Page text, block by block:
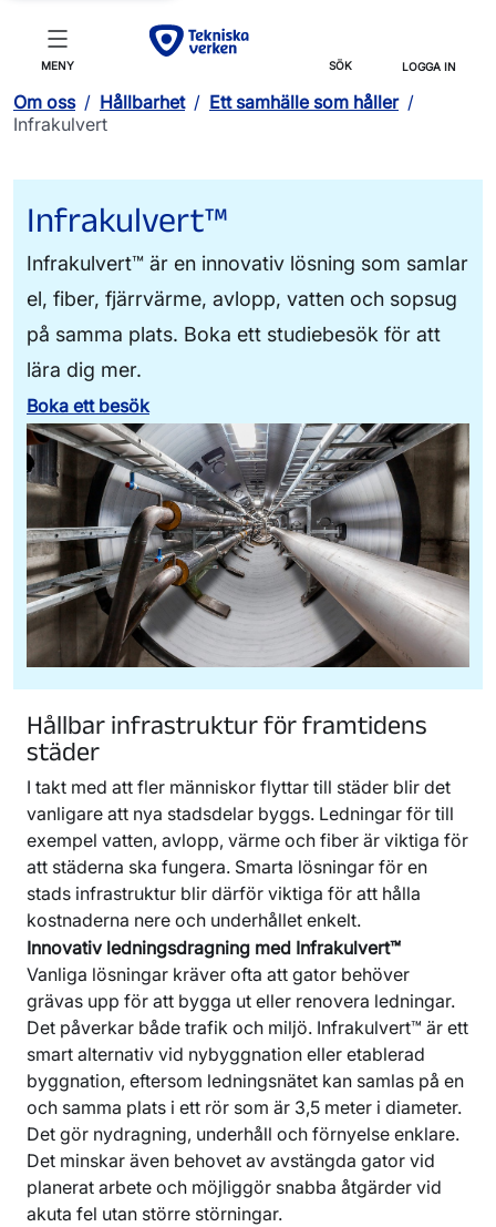
MENY SÖK LOGGA IN
Om oss / Hållbarhet / Ett samhälle som håller /
Infrakulvert
Infrakulvert™
Infrakulvert™ är en innovativ lösning som samlar
el, fiber, fjärrvärme, avlopp, vatten och sopsug
på samma plats. Boka ett studiebesök för att
lära dig mer.
Boka ett besök
Hållbar infrastruktur för framtidens
städer
I takt med att fler människor flyttar till städer blir det
vanligare att nya stadsdelar byggs. Ledningar för till
exempel vatten, avlopp, värme och fiber är viktiga för
att städerna ska fungera. Smarta lösningar för en
stads infrastruktur blir därför viktiga för att hålla
kostnaderna nere och underhållet enkelt.
Innovativ ledningsdragning med Infrakulvert™
Vanliga lösningar kräver ofta att gator behöver
grävas upp för att bygga ut eller renovera ledningar.
Det påverkar både trafik och miljö. Infrakulvert™ är ett
smart alternativ vid nybyggnation eller etablerad
byggnation, eftersom ledningsnätet kan samlas på en
och samma plats i ett rör som är 3,5 meter i diameter.
Det gör nydragning, underhåll och förnyelse enklare.
Det minskar även behovet av avstängda gator vid
planerat arbete och möjliggör snabba åtgärder vid
akuta fel utan större störningar.